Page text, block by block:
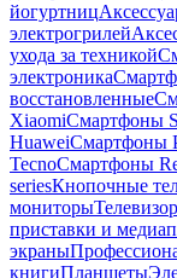
йогуртниц
электрогрилей
ухода за техникой
электроника
восстановленные
XiaomiСмартфоны
HuaweiСмартфоны
TecnoСмартфоны
seriesКнопочные
мониторы
приставки и
экраны
книгиПланшеты